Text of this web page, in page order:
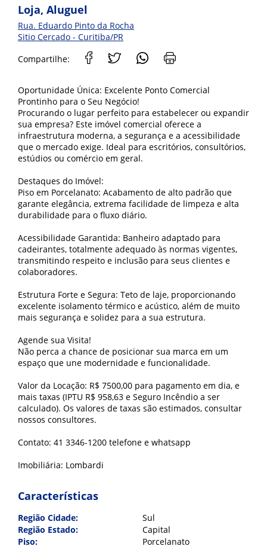
Compartilhe:
Loja, Aluguel
Rua. Eduardo Pinto da Rocha
Sitio Cercado - Curitiba/PR
Oportunidade Única: Excelente Ponto Comercial
Prontinho para o Seu Negócio!
Procurando o lugar perfeito para estabelecer ou expandir
sua empresa? Este imóvel comercial oferece a
infraestrutura moderna, a segurança e a acessibilidade
que o mercado exige. Ideal para escritórios, consultórios,
estúdios ou comércio em geral.
Destaques do Imóvel:
Piso em Porcelanato: Acabamento de alto padrão que
garante elegância, extrema facilidade de limpeza e alta
durabilidade para o fluxo diário.
Acessibilidade Garantida: Banheiro adaptado para
cadeirantes, totalmente adequado às normas vigentes,
transmitindo respeito e inclusão para seus clientes e
colaboradores.
Estrutura Forte e Segura: Teto de laje, proporcionando
excelente isolamento térmico e acústico, além de muito
mais segurança e solidez para a sua estrutura.
Agende sua Visita!
Não perca a chance de posicionar sua marca em um
espaço que une modernidade e funcionalidade.
Valor da Locação: R$ 7500,00 para pagamento em dia, e
mais taxas (IPTU R$ 958,63 e Seguro Incêndio a ser
calculado). Os valores de taxas são estimados, consultar
nossos consultores.
Contato: 41 3346-1200 telefone e whatsapp
Imobiliária: Lombardi
Características
Região Cidade:
Sul
Região Estado:
Capital
Piso:
Porcelanato